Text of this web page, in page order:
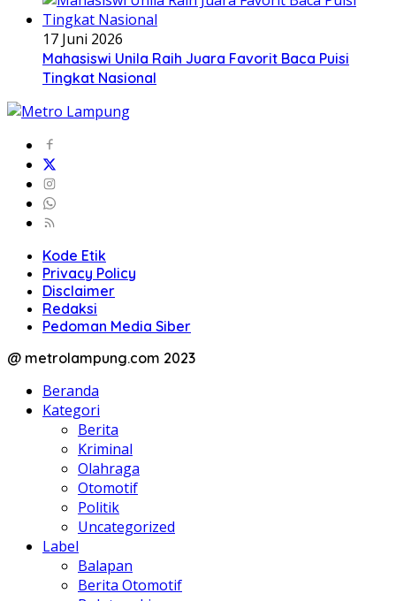
17 Juni 2026
Mahasiswi Unila Raih Juara Favorit Baca Puisi
Tingkat Nasional
Kode Etik
Privacy Policy
Disclaimer
Redaksi
Pedoman Media Siber
@ metrolampung.com 2023
Beranda
Kategori
Berita
Kriminal
Olahraga
Otomotif
Politik
Uncategorized
Label
Balapan
Berita Otomotif